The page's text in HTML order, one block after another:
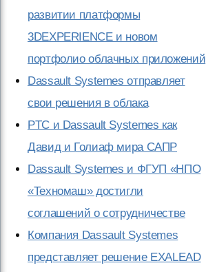
развитии платформы
3DEXPERIENCE и новом
портфолио облачных приложений
Dassault Systemes отправляет
свои решения в облака
PTC и Dassault Systemes как
Давид и Голиаф мира САПР
Dassault Systemes и ФГУП «НПО
«Техномаш» достигли
соглашений о сотрудничестве
Компания Dassault Systemes
представляет решение EXALEAD